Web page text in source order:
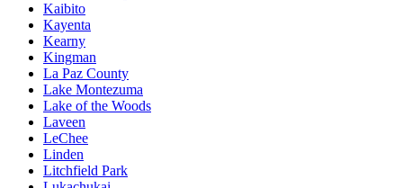
Kaibito
Kayenta
Kearny
Kingman
La Paz County
Lake Montezuma
Lake of the Woods
Laveen
LeChee
Linden
Litchfield Park